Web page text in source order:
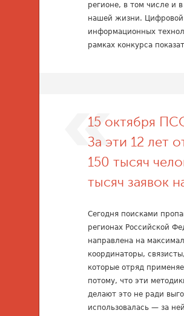
регионе, в том числе и
нашей жизни. Цифровой
информационных
рамках конкурса
15 октября
За эти 12 лет
150 тысяч
тысяч заявок
Сегодня поисками
регионах Российской
направлена на
координаторы,
которые отряд
потому, что эти
делают это не ради
использовалась — за